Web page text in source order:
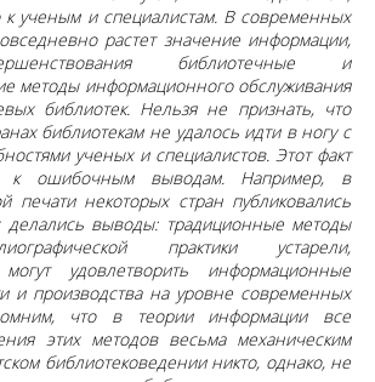
к ученым и специалистам. В современных
растет значение информации,
библиотечные и
методы информационного обслуживания
библиотек. Нельзя не признать, что
библиотекам не удалось идти в ногу с
ученых и специалистов. Этот факт
к ошибочным выводам. Например, в
печати некоторых стран публиковались
делались выводы: традиционные методы
практики устарели,
удовлетворить информационные
и производства на уровне современных
что в теории информации все
этих методов весьма механическим
библиотековедении никто, однако, не